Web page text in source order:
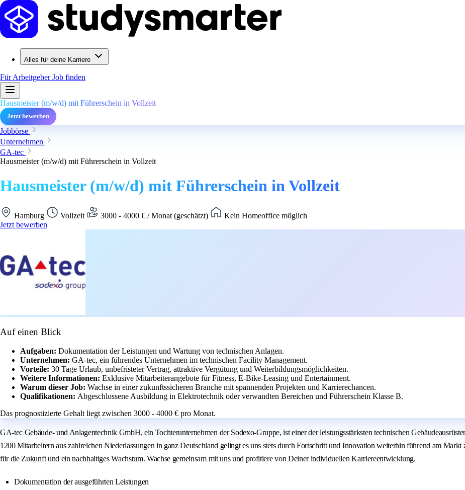
Alles für deine Karriere
Für ArbeitgeberJob finden
Hausmeister (m/w/d) mit Führerschein in Vollzeit
Jetzt bewerben
Jobbörse
Unternehmen
GA-tec
Hausmeister (m/w/d) mit Führerschein in Vollzeit
Hausmeister (m/w/d) mit Führerschein in Vollzeit
Hamburg Vollzeit 3000 - 4000 € / Monat (geschätzt)
Kein Homeoffice möglich
Jetzt bewerben
Auf einen Blick
Aufgaben: Dokumentation der Leistungen und Wartung von technischen Anlagen.
Unternehmen: GA-tec, ein führendes Unternehmen im technischen Facility Management.
Vorteile: 30 Tage Urlaub, unbefristeter Vertrag, attraktive Vergütung und Weiterbildungsmöglichkeiten.
Weitere Informationen: Exklusive Mitarbeiterangebote für Fitness, E-Bike-Leasing und Entertainment.
Warum dieser Job: Wachse in einer zukunftssicheren Branche mit spannenden Projekten und Karrierechancen.
Qualifikationen: Abgeschlossene Ausbildung in Elektrotechnik oder verwandten Bereichen und Führerschein Klasse B.
Das prognostizierte Gehalt liegt zwischen 3000 - 4000 € pro Monat.
GA-tec Gebäude- und Anlagentechnik GmbH, ein Tochterunternehmen der Sodexo-Gruppe, ist einer der leistungsstärksten technischen
1200 Mitarbeitern aus zahlreichen Niederlassungen in ganz Deutschland gelingt es uns stets durch Fortschritt und Innovation weiterhin führend am
für die Zukunft und ein nachhaltiges Wachstum. Wachse gemeinsam mit uns und profitiere von Deiner individuellen Karriereentwicklung.
Dokumentation der ausgeführten Leistungen